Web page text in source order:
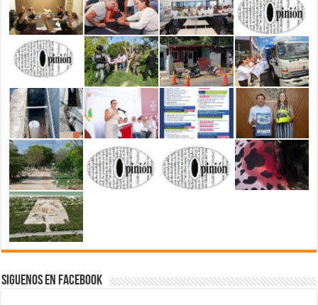
Siguenos en Facebook